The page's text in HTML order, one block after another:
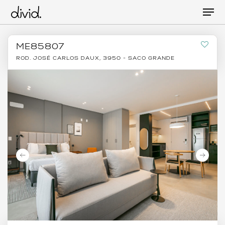
main
content
ME85807
ROD. JOSÉ CARLOS DAUX, 3950 - SACO GRANDE